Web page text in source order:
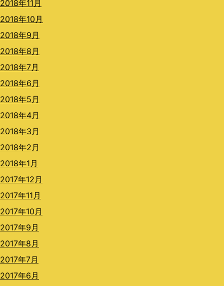
2018年11月
2018年10月
2018年9月
2018年8月
2018年7月
2018年6月
2018年5月
2018年4月
2018年3月
2018年2月
2018年1月
2017年12月
2017年11月
2017年10月
2017年9月
2017年8月
2017年7月
2017年6月